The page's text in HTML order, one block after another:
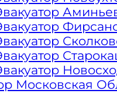
рублей
КИЛОМЕТР
Московская